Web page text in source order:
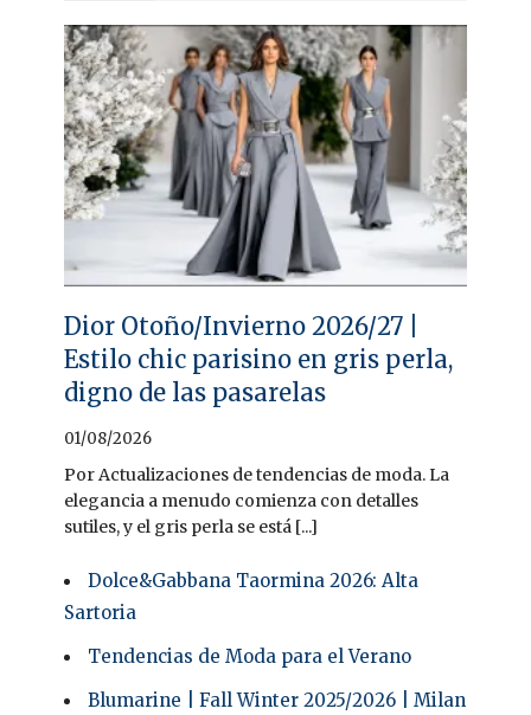
Dior Otoño/Invierno 2026/27 |
Estilo chic parisino en gris perla,
digno de las pasarelas
01/08/2026
Por Actualizaciones de tendencias de moda. La
elegancia a menudo comienza con detalles
sutiles, y el gris perla se está [...]
Dolce&Gabbana Taormina 2026: Alta
Sartoria
Tendencias de Moda para el Verano
Blumarine | Fall Winter 2025/2026 | Milan